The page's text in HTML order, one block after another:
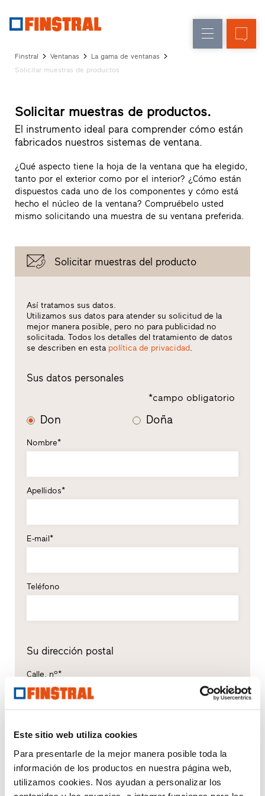
Este sitio web utiliza cookies
Para presentarle de la mejor manera posible toda la
información de los productos en nuestra página web,
utilizamos cookies. Nos ayudan a personalizar los
Puertas
entrada
Acristalamientos
Obra
Servicio
Programa
Finstral
Partner
de
distribuidores
Enlaces
directos
Finstral Ventanas
La gama de ventanas
Solicitar muestras de productos
Solicitar muestras de productos.
El instrumento ideal para comprender cómo están
fabricados nuestros sistemas de ventana.
¿Qué aspecto tiene la hoja de la ventana que ha elegido,
tanto por el exterior como por el interior? ¿Cómo están
dispuestos cada uno de los componentes y cómo está
hecho el núcleo de la ventana? Compruébelo usted
mismo solicitando una muestra de su ventana preferida.
Solicitar muestras del producto
Así tratamos sus datos.
Utilizamos sus datos para atender su solicitud de la
mejor manera posible, pero no para publicidad no
solicitada. Todos los detalles del tratamiento de datos
se describen en esta política de privacidad.
Sus datos personales
*campo obligatorio
Don Doña
Nombre*
Apellidos*
E-mail*
Teléfono
Su dirección postal
Calle, nº*
País*
Por favor, seleccionar